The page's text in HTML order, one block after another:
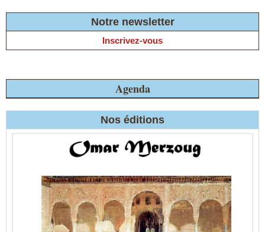
Notre newsletter
Inscrivez-vous
Agenda
Nos éditions